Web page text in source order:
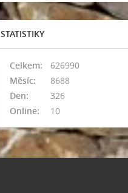
STATISTIKY
Online: 10
Celkem:
626990
Měsíc:
8688
Den:
326